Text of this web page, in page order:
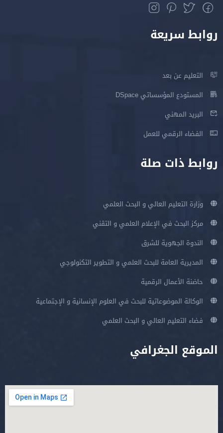
روابط سريعة
التعليم عن بعد
المستودع المؤسساتي DSpace
البريد المهني
الفضاء الرقمي للعمل
روابط ذات صلة
وزارة التعليم العالي و البحث العلمي
مركز البحث في الإعلام العلمي و التقني
الندوة الجهوية للشرق
المديرية العامة للبحث العلمي و التطوير التكنولوجي
حاضنة الأعمال الرقمية
الوكالة الموضوعاتية للبحث في العلوم الإنسانية و الإجتماعية
فضاء التعليم العالي و البحث العلمي
الموقع الجغرافي